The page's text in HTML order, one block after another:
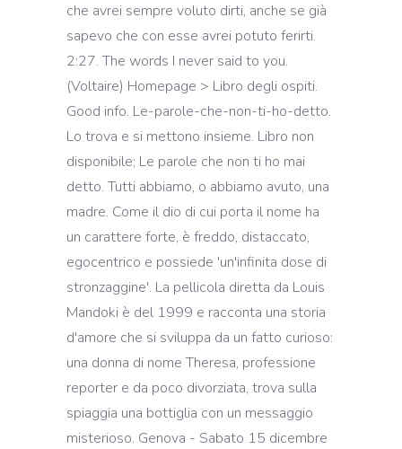
che avrei sempre voluto dirti, anche se già
sapevo che con esse avrei potuto ferirti.
2:27. The words I never said to you.
(Voltaire) Homepage > Libro degli ospiti.
Good info. Le-parole-che-non-ti-ho-detto.
Lo trova e si mettono insieme. Libro non
disponibile; Le parole che non ti ho mai
detto. Tutti abbiamo, o abbiamo avuto, una
madre. Come il dio di cui porta il nome ha
un carattere forte, è freddo, distaccato,
egocentrico e possiede 'un'infinita dose di
stronzaggine'. La pellicola diretta da Louis
Mandoki è del 1999 e racconta una storia
d'amore che si sviluppa da un fatto curioso:
una donna di nome Theresa, professione
reporter e da poco divorziata, trova sulla
spiaggia una bottiglia con un messaggio
misterioso. Genova - Sabato 15 dicembre